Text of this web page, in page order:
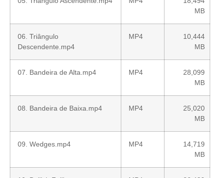
MB
06. Triângulo
Descendente.mp4
MP4
10,444
MB
07. Bandeira de Alta.mp4 MP4
28,099
MB
08. Bandeira de Baixa.mp4 MP4
25,020
MB
09. Wedges.mp4 MP4
14,719
MB